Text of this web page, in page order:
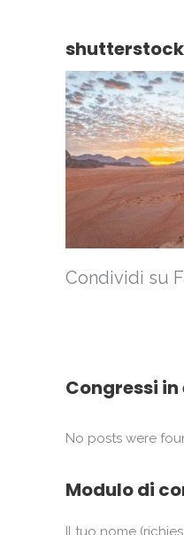
Condividi su
Congressi
No posts were
Modulo di
Il tuo nome